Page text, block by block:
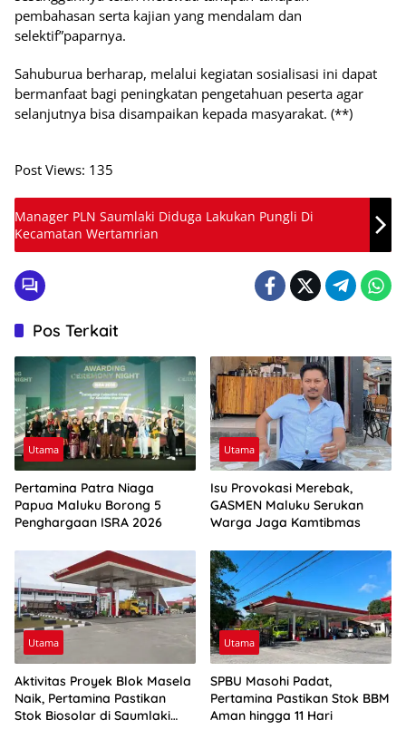
pembahasan serta kajian yang mendalam dan
selektif”paparnya.
Sahuburua berharap, melalui kegiatan sosialisasi ini dapat
bermanfaat bagi peningkatan pengetahuan peserta agar
selanjutnya bisa disampaikan kepada masyarakat. (**)
Post Views: 135
Manager PLN Saumlaki Diduga Lakukan Pungli Di
Kecamatan Wertamrian
Pos Terkait
Utama
Pertamina Patra Niaga
Papua Maluku Borong 5
Penghargaan ISRA 2026
Utama
Isu Provokasi Merebak,
GASMEN Maluku Serukan
Warga Jaga Kamtibmas
Utama
Aktivitas Proyek Blok Masela
Naik, Pertamina Pastikan
Stok Biosolar di Saumlaki
Utama
SPBU Masohi Padat,
Pertamina Pastikan Stok BBM
Aman hingga 11 Hari